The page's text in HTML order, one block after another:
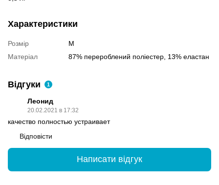
Характеристики
Розмір
M
Матеріал
87% перероблений поліестер, 13% еластан
Відгуки 1
Леонид
20.02.2021 в 17:32
качество полностью устраивает
Відповісти
Написати відгук